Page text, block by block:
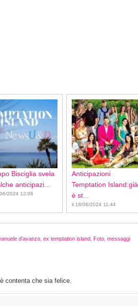
Bisciglia svela
anticipazi...
2024 12:06
Anticipazioni
Temptation Island:già
è st...
il 18/06/2024 11:44
d'avanzo ex temptation island Foto messaggi
contenta che sia felice.